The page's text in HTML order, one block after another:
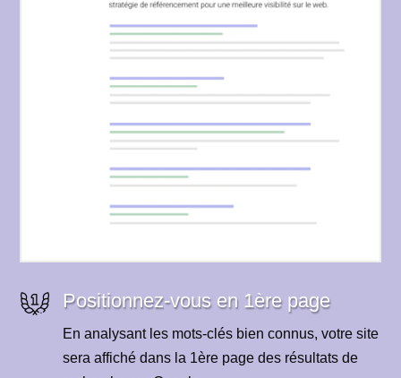
Positionnez-vous en 1ère page
En analysant les mots-clés bien connus, votre site
sera affiché dans la 1ère page des résultats de